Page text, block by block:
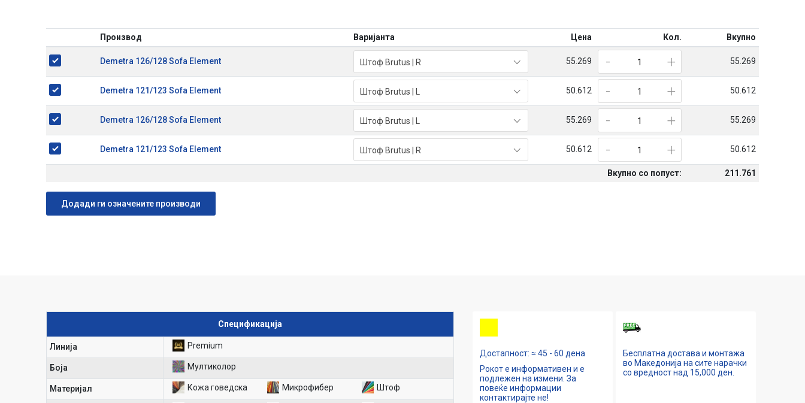
Производ Варијанта Цена Кол. Вкупно
Demetra 126/128 Sofa Element Штоф Brutus | R 55.269 +
- 55.269
Demetra 121/123 Sofa Element Штоф Brutus | L 50.612 +
- 50.612
Demetra 126/128 Sofa Element Штоф Brutus | L 55.269 +
- 55.269
Demetra 121/123 Sofa Element Штоф Brutus | R 50.612 +
- 50.612
Вкупно со попуст: 211.761
Додади ги означените производи
Спецификација
Линија Premium
Боја Мултиколор
Материјал Кожа говедска Микрофибер Штоф
Достапност: ≈ 45 - 60 дена
Рокот е информативен и е
подлежен на измени. За
повеќе информации
контактирајте не!
Бесплатна достава и монтажа
во Македонија на сите нарачки
со вредност над 15,000 ден.